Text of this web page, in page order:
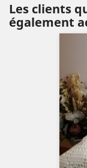
Les clients
également